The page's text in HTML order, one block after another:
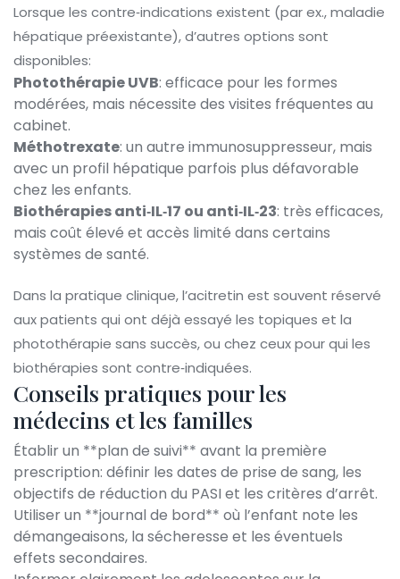
Lorsque les contre‑indications existent (par ex., maladie
hépatique préexistante), d’autres options sont
disponibles:
Photothérapie UVB: efficace pour les formes
modérées, mais nécessite des visites fréquentes au
cabinet.
Méthotrexate: un autre immunosuppresseur, mais
avec un profil hépatique parfois plus défavorable
chez les enfants.
Biothérapies anti‑IL‑17 ou anti‑IL‑23: très efficaces,
mais coût élevé et accès limité dans certains
systèmes de santé.
Dans la pratique clinique, l’acitretin est souvent réservé
aux patients qui ont déjà essayé les topiques et la
photothérapie sans succès, ou chez ceux pour qui les
biothérapies sont contre‑indiquées.
Conseils pratiques pour les
médecins et les familles
Établir un **plan de suivi** avant la première
prescription: définir les dates de prise de sang, les
objectifs de réduction du PASI et les critères d’arrêt.
Utiliser un **journal de bord** où l’enfant note les
démangeaisons, la sécheresse et les éventuels
effets secondaires.